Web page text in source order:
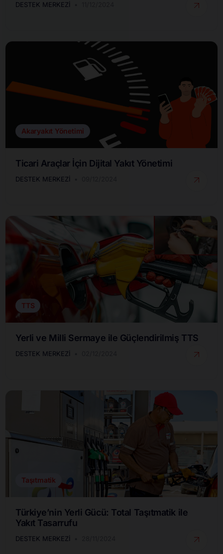
DESTEK MERKEZI
Akaryakıt Yönetimi
Ticari Araçlar İçin Dijital Yakıt Yönetimi
DESTEK MERKEZI
TTS
Yerli ve Milli Sermaye ile Güçlendirilmiş TTS
DESTEK MERKEZI
Taşıtmatik
Türkiye’nin Yerli Gücü: Total Taşıtmatik ile
Yakıt Tasarrufu
DESTEK MERKEZI